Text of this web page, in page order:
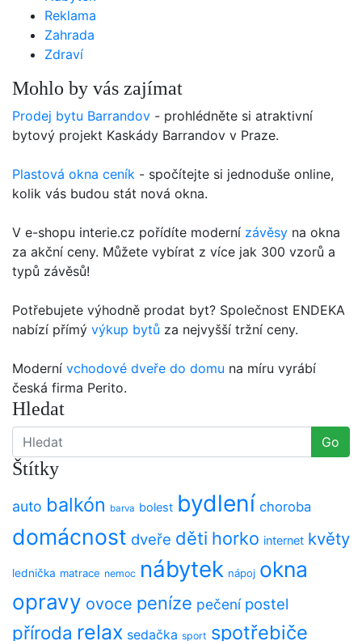
Reklama
Zahrada
Zdraví
Mohlo by vás zajímat
Prodej bytu Barrandov - prohlédněte si atraktivní
bytový projekt Kaskády Barrandov v Praze.
Plastová okna ceník - spočítejte si jednoduše online,
kolik vás budou stát nová okna.
V e-shopu interie.cz pořídíte moderní závěsy na okna
za akční ceny. Můžete vybírat z více jak 300 vzorů a
typů závěsů!
Potřebujete výhodně prodat byt? Společnost ENDEKA
nabízí přímý výkup bytů za nejvyšší tržní ceny.
Moderní vchodové dveře do domu na míru vyrábí
česká firma Perito.
Hledat
Go
Štítky
auto balkón barva bolest bydlení choroba
domácnost dveře děti horko internet květy
lednička matrace nemoc nábytek nápoj okna
opravy ovoce peníze pečení postel
příroda relax sedačka sport spotřebiče